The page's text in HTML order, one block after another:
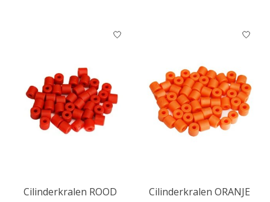
Cilinderkralen ROOD
Cilinderkralen ORANJE